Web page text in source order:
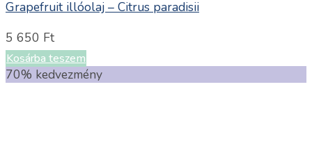
Grapefruit illóolaj – Citrus paradisii
5 650 Ft
Kosárba teszem
70% kedvezmény